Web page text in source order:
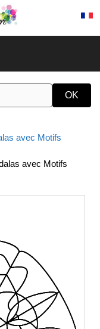
avec Motifs
avec Motifs